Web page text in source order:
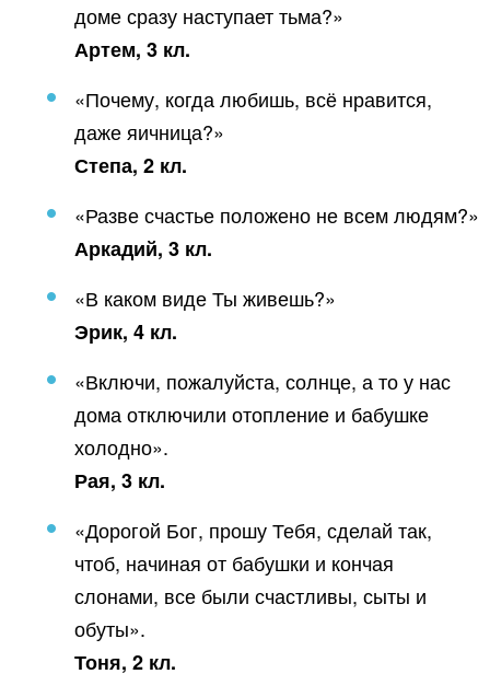
доме сразу наступает тьма?»
Артем, 3 кл.
«Почему, когда любишь, всё нравится,
даже яичница?»
Степа, 2 кл.
«Разве счастье положено не всем людям?»
Аркадий, 3 кл.
«В каком виде Ты живешь?»
Эрик, 4 кл.
«Включи, пожалуйста, солнце, а то у нас
дома отключили отопление и бабушке
холодно».
Рая, 3 кл.
«Дорогой Бог, прошу Тебя, сделай так,
чтоб, начиная от бабушки и кончая
слонами, все были счастливы, сыты и
обуты».
Тоня, 2 кл.